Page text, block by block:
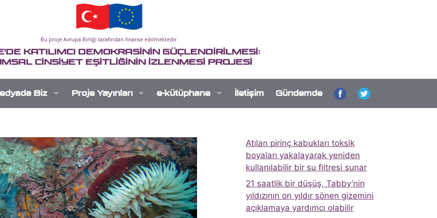
Bu proje Avrupa Birliği tarafından finanse edilmektedir.
KATILIMCI DEMOKRASİNİN GÜÇLENDİRİLMESİ:
CİNSİYET EŞİTLİĞİNİN İZLENMESİ PROJESİ
Biz Proje Yayınları e-kütüphane İletişim Gündemde
Atılan pirinç kabukları toksik
boyaları yakalayarak yeniden
kullanılabilir bir su filtresi sunar
21 saatlik bir düşüş, Tabby’nin
yıldızının on yıldır sönen gizemini
açıklamaya yardımcı olabilir